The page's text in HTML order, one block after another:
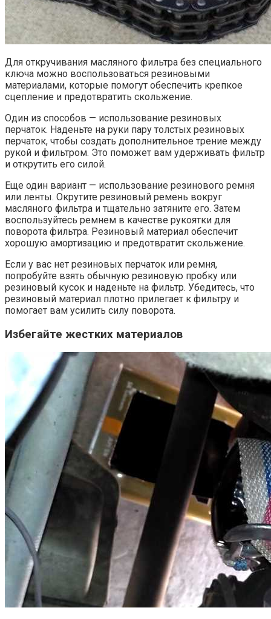
Для откручивания масляного фильтра без специального
ключа можно воспользоваться резиновыми
материалами, которые помогут обеспечить крепкое
сцепление и предотвратить скольжение.
Один из способов — использование резиновых
перчаток. Наденьте на руки пару толстых резиновых
перчаток, чтобы создать дополнительное трение между
рукой и фильтром. Это поможет вам удерживать фильтр
и открутить его силой.
Еще один вариант — использование резинового ремня
или ленты. Окрутите резиновый ремень вокруг
масляного фильтра и тщательно затяните его. Затем
воспользуйтесь ремнем в качестве рукоятки для
поворота фильтра. Резиновый материал обеспечит
хорошую амортизацию и предотвратит скольжение.
Если у вас нет резиновых перчаток или ремня,
попробуйте взять обычную резиновую пробку или
резиновый кусок и наденьте на фильтр. Убедитесь, что
резиновый материал плотно прилегает к фильтру и
помогает вам усилить силу поворота.
Избегайте жестких материалов